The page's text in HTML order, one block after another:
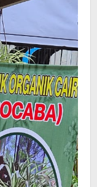
dari
Sampah
Dapur